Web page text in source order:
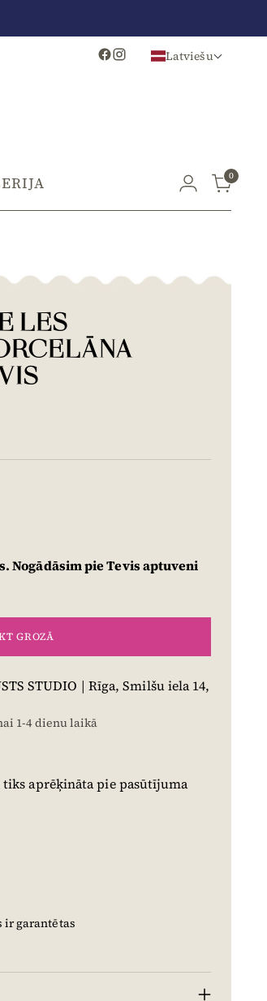
Latviešu
0
LES
Nogādāsim pie Tevis aptuveni
GROZĀ
STUDIO | Rīga, Smilšu iela 14,
1-4 dienu laikā
tiks aprēķināta pie pasūtījuma
garantētas